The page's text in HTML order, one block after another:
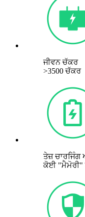
ਜੀਵਨ ਚੱਕਰ
>3500 ਚੱਕਰ
ਤੇਜ਼ ਚਾਰਜਿੰਗ
ਕੋਈ "ਮੈਮੋਰੀ"